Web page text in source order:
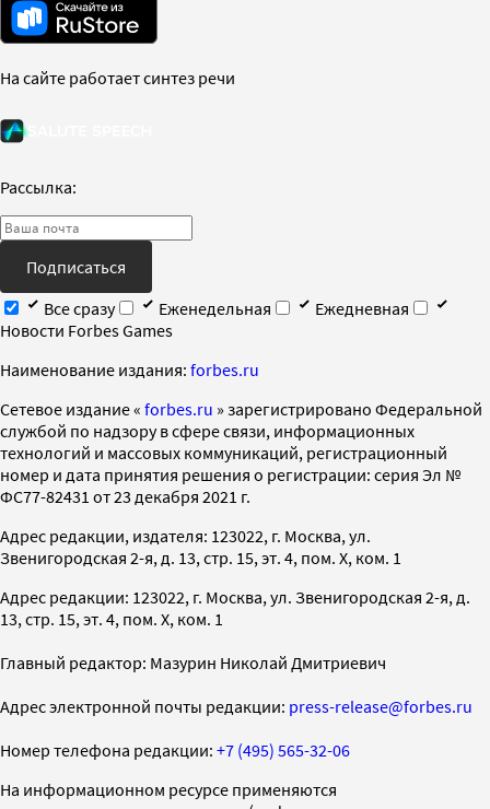
На сайте работает синтез речи
Рассылка:
Подписаться
Все сразу
Еженедельная
Ежедневная
Новости Forbes Games
Наименование издания: forbes.ru
Cетевое издание « forbes.ru » зарегистрировано Федеральной
службой по надзору в сфере связи, информационных
технологий и массовых коммуникаций, регистрационный
номер и дата принятия решения о регистрации: серия Эл №
ФС77-82431 от 23 декабря 2021 г.
Адрес редакции, издателя: 123022, г. Москва, ул.
Звенигородская 2-я, д. 13, стр. 15, эт. 4, пом. X, ком. 1
Адрес редакции: 123022, г. Москва, ул. Звенигородская 2-я, д.
13, стр. 15, эт. 4, пом. X, ком. 1
Главный редактор: Мазурин Николай Дмитриевич
Адрес электронной почты редакции: press-release@forbes.ru
Номер телефона редакции: +7 (495) 565-32-06
На информационном ресурсе применяются